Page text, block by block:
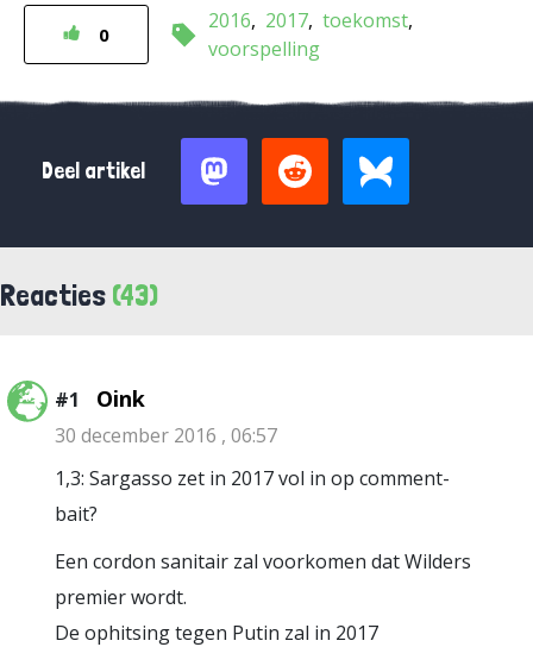
0
2016 2017 toekomst
voorspelling
Deel artikel
Reacties (43)
#1 Oink
30 december 2016 , 06:57
1,3: Sargasso zet in 2017 vol in op comment-
bait?
Een cordon sanitair zal voorkomen dat Wilders
premier wordt.
De ophitsing tegen Putin zal in 2017